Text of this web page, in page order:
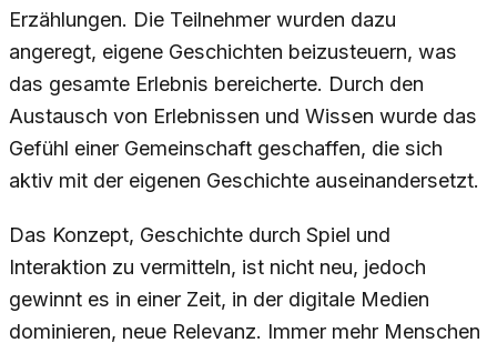
Erzählungen. Die Teilnehmer wurden dazu
angeregt, eigene Geschichten beizusteuern, was
das gesamte Erlebnis bereicherte. Durch den
Austausch von Erlebnissen und Wissen wurde das
Gefühl einer Gemeinschaft geschaffen, die sich
aktiv mit der eigenen Geschichte auseinandersetzt.
Das Konzept, Geschichte durch Spiel und
Interaktion zu vermitteln, ist nicht neu, jedoch
gewinnt es in einer Zeit, in der digitale Medien
dominieren, neue Relevanz. Immer mehr Menschen